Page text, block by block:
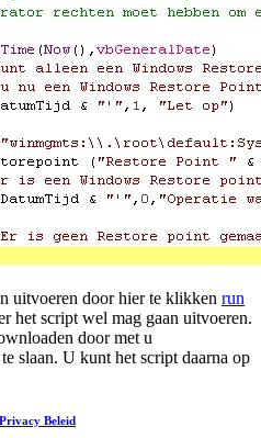
uitvoeren door hier te klikken run
het script wel mag gaan uitvoeren.
door met u
slaan. U kunt het script daarna op
Privacy Beleid